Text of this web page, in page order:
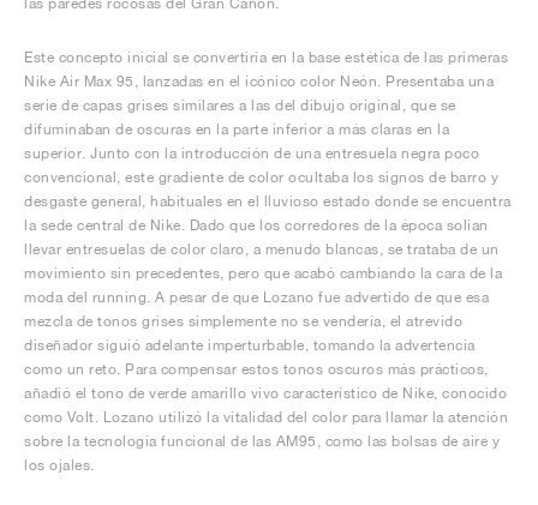
Este concepto inicial se convertiría en la base estética de las primeras
Nike Air Max 95, lanzadas en el icónico color Neón. Presentaba una
serie de capas grises similares a las del dibujo original, que se
difuminaban de oscuras en la parte inferior a más claras en la
superior. Junto con la introducción de una entresuela negra poco
convencional, este gradiente de color ocultaba los signos de barro y
desgaste general, habituales en el lluvioso estado donde se encuentra
la sede central de Nike. Dado que los corredores de la época solían
llevar entresuelas de color claro, a menudo blancas, se trataba de un
movimiento sin precedentes, pero que acabó cambiando la cara de la
moda del running. A pesar de que Lozano fue advertido de que esa
mezcla de tonos grises simplemente no se vendería, el atrevido
diseñador siguió adelante imperturbable, tomando la advertencia
como un reto. Para compensar estos tonos oscuros más prácticos,
añadió el tono de verde amarillo vivo característico de Nike, conocido
como Volt. Lozano utilizó la vitalidad del color para llamar la atención
sobre la tecnología funcional de las AM95, como las bolsas de aire y
los ojales.